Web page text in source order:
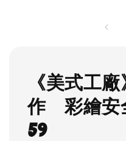
《美式工廠
作 彩繪安
59